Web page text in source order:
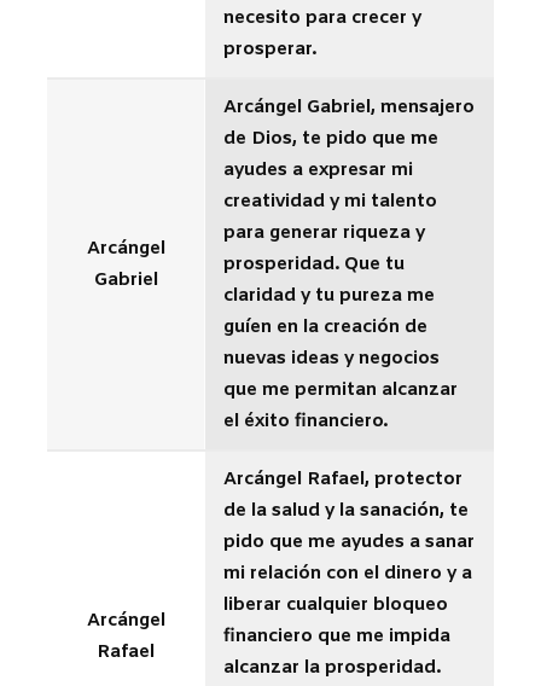
necesito para crecer y
prosperar.
Arcángel
Gabriel
Arcángel Gabriel, mensajero
de Dios, te pido que me
ayudes a expresar mi
creatividad y mi talento
para generar riqueza y
prosperidad. Que tu
claridad y tu pureza me
guíen en la creación de
nuevas ideas y negocios
que me permitan alcanzar
el éxito financiero.
Arcángel
Rafael
Arcángel Rafael, protector
de la salud y la sanación, te
pido que me ayudes a sanar
mi relación con el dinero y a
liberar cualquier bloqueo
financiero que me impida
alcanzar la prosperidad.